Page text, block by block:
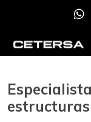
estructuras